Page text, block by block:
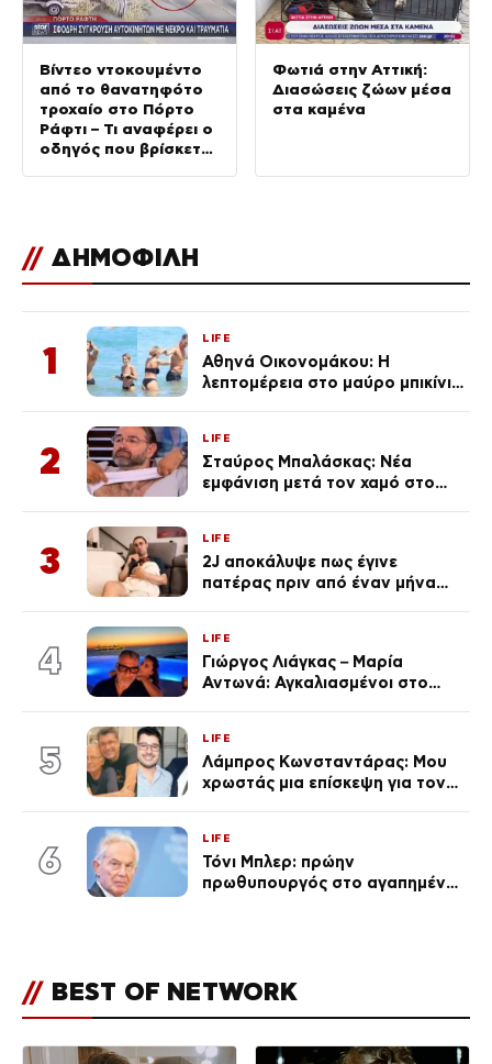
Βίντεο ντοκουμέντο
από το θανατηφότο
τροχαίο στο Πόρτο
Ράφτι – Τι αναφέρει ο
οδηγός που βρίσκεται
Φωτιά στην Αττική:
Διασώσεις ζώων μέσα
στα καμένα
// ΔΗΜΟΦΙΛΗ
1
LIFE
Αθηνά Οικονομάκου: Η
λεπτομέρεια στο μαύρο μπικίνι
(φωτογραφίες)
2
LIFE
Σταύρος Μπαλάσκας: Νέα
εμφάνιση μετά τον χαμό στο
3
LIFE
2J αποκάλυψε πως έγινε
πατέρας πριν από έναν μήνα
4
LIFE
Γιώργος Λιάγκας – Μαρία
Αντωνά: Αγκαλιασμένοι στο
5
LIFE
Λάμπρος Κωνσταντάρας: Μου
χρωστάς μια επίσκεψη για τον
6
LIFE
Τόνι Μπλερ: πρώην
πρωθυπουργός στο αγαπημένο
// BEST OF NETWORK